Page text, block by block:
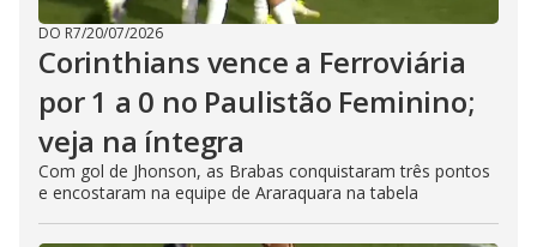
DO R7/20/07/2026
Corinthians vence a Ferroviária
por 1 a 0 no Paulistão Feminino;
veja na íntegra
Com gol de Jhonson, as Brabas conquistaram três pontos
e encostaram na equipe de Araraquara na tabela